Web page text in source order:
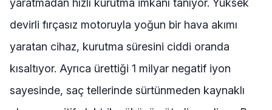
yaratmadan hızlı kurutma imkanı tanıyor. Yüksek
devirli fırçasız motoruyla yoğun bir hava akımı
yaratan cihaz, kurutma süresini ciddi oranda
kısaltıyor. Ayrıca ürettiği 1 milyar negatif iyon
sayesinde, saç tellerinde sürtünmeden kaynaklı